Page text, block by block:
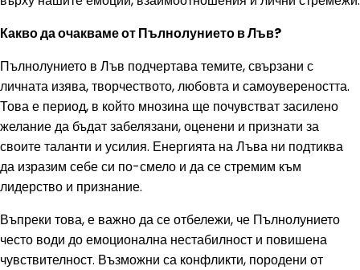
Какво да очакваме от Пълнолунието в Лъв?
Пълнолунието в Лъв подчертава темите, свързани с
личната изява, творчеството, любовта и самоувереността.
Това е период, в който мнозина ще почувстват засилено
желание да бъдат забелязани, оценени и признати за
своите таланти и усилия. Енергията на Лъва ни подтиква
да изразим себе си по-смело и да се стремим към
лидерство и признание.
Въпреки това, е важно да се отбележи, че Пълнолунието
често води до емоционална нестабилност и повишена
чувствителност. Възможни са конфликти, породени от